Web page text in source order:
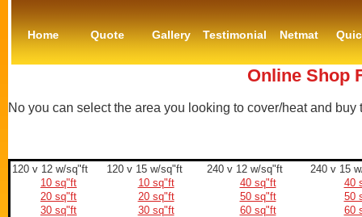
Home Quote Gallery Testimonial Netmat
Online Shop
No you can select the area you looking to cover/heat and
120 v 12 w/sq"ft 120 v 15 w/sq"ft 240 v 12 w/sq"ft
240 v 15
10 sq"ft
10 sq"ft 40 sq"ft
40
20 sq"ft
20 sq"ft 50 sq"ft
50
30 sq"ft
30 sq"ft 60 sq"ft
60